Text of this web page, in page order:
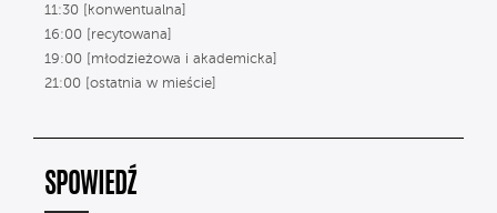
11:30 [konwentualna]
16:00 [recytowana]
19:00 [młodzieżowa i akademicka]
21:00 [ostatnia w mieście]
SPOWIEDŹ